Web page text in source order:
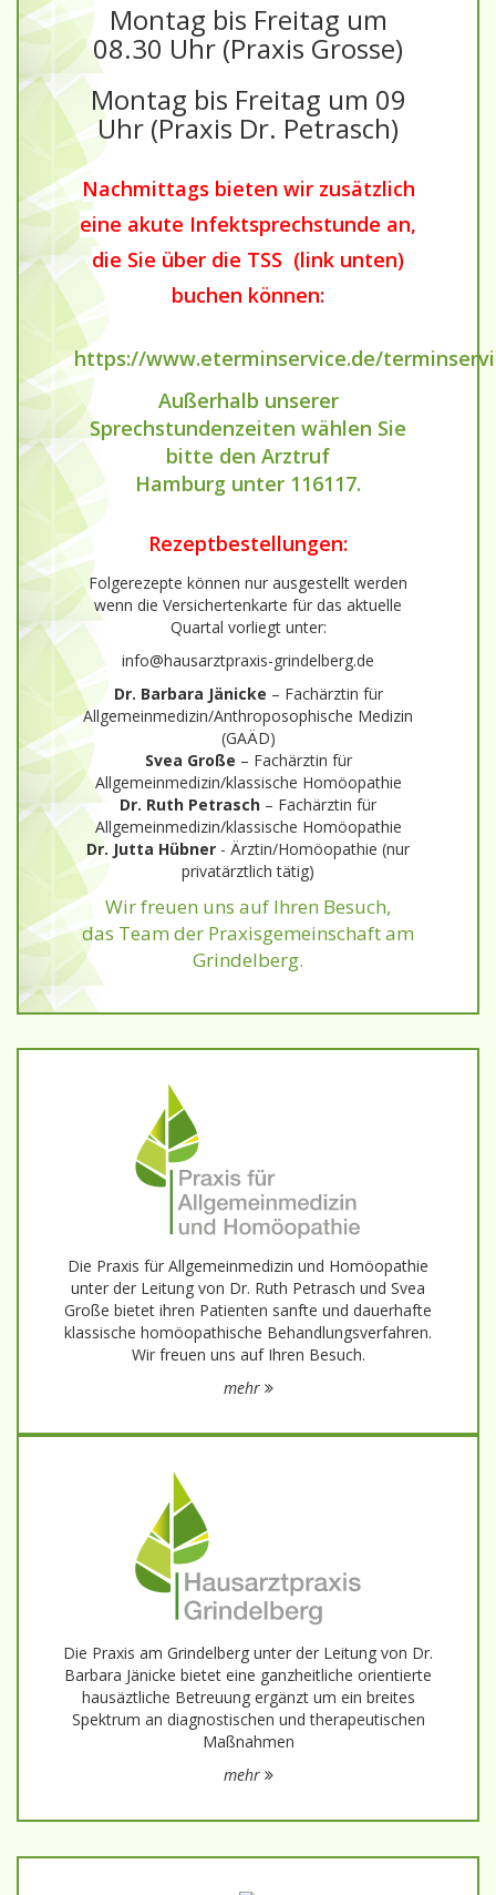
Montag bis Freitag um
08.30 Uhr (Praxis Grosse)
Montag bis Freitag um 09
Uhr (Praxis Dr. Petrasch)
Nachmittags bieten wir zusätzlich
eine akute Infektsprechstunde an,
die Sie über die TSS (link unten)
buchen können:
https://www.eterminservice.de/
Außerhalb unserer
Sprechstundenzeiten wählen Sie
bitte den Arztruf
Hamburg unter 116117.
Rezeptbestellungen:
Folgerezepte können nur ausgestellt werden
wenn die Versichertenkarte für das aktuelle
Quartal vorliegt unter:
info@hausarztpraxis-grindelberg.de
Dr. Barbara Jänicke – Fachärztin für
Allgemeinmedizin/Anthroposophische Medizin
(GAÄD)
Svea Große – Fachärztin für
Allgemeinmedizin/klassische Homöopathie
Dr. Ruth Petrasch – Fachärztin für
Allgemeinmedizin/klassische Homöopathie
Dr. Jutta Hübner - Ärztin/Homöopathie (nur
privatärztlich tätig)
Wir freuen uns auf Ihren Besuch,
das Team der Praxisgemeinschaft am
Grindelberg.
Die Praxis für Allgemeinmedizin und Homöopathie
unter der Leitung von Dr. Ruth Petrasch und Svea
Große bietet ihren Patienten sanfte und dauerhafte
klassische homöopathische Behandlungs­verfahren.
Wir freuen uns auf Ihren Besuch.
mehr
Die Praxis am Grindelberg unter der Leitung von Dr.
Barbara Jänicke bietet eine ganzheitliche orientierte
hausäztliche Betreuung ergänzt um ein breites
Spektrum an diagnostischen und therapeutischen
Maßnahmen
mehr